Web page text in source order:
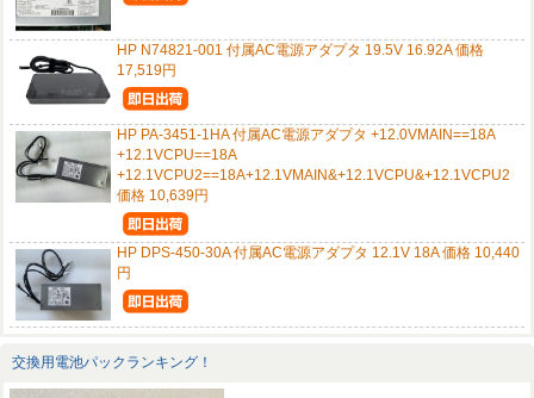
HP N74821-001 付属AC電源アダプタ 19.5V 16.92A 価格
17,519円
HP PA-3451-1HA 付属AC電源アダプタ +12.0VMAIN==18A
+12.1VCPU==18A
+12.1VCPU2==18A+12.1VMAIN&+12.1VCPU&+12.1VCPU2
価格 10,639円
HP DPS-450-30A 付属AC電源アダプタ 12.1V 18A 価格 10,440
円
交換用電池パックランキング！